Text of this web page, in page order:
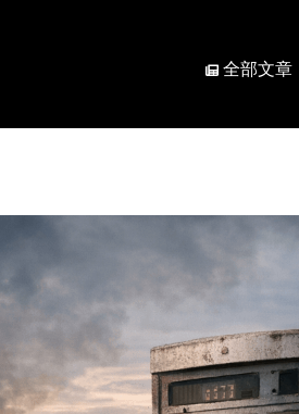
全部文章